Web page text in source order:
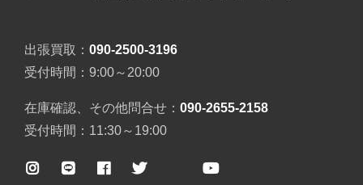
出張買取： 090-2500-3196
受付時間：9:00～20:00
在庫確認、その他問合せ： 090-2655-2158
受付時間：11:30～19:00